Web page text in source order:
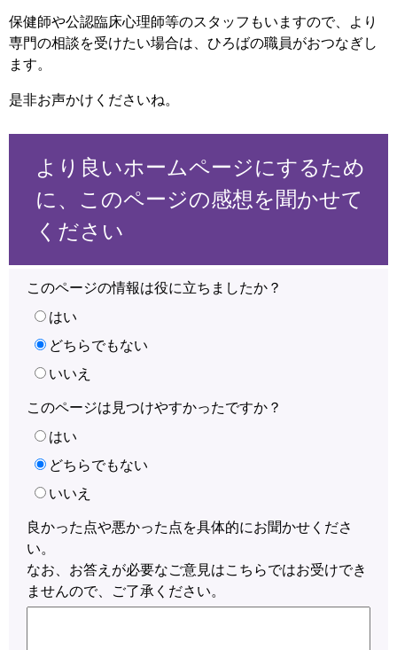
保健師や公認臨床心理師等のスタッフもいますので、より
専門の相談を受けたい場合は、ひろばの職員がおつなぎし
ます。
是非お声かけくださいね。
より良いホームページにするため
に、このページの感想を聞かせて
ください
このページの情報は役に立ちましたか？
はい
どちらでもない
いいえ
このページは見つけやすかったですか？
はい
どちらでもない
いいえ
良かった点や悪かった点を具体的にお聞かせくださ
い。
なお、お答えが必要なご意見はこちらではお受けでき
ませんので、ご了承ください。